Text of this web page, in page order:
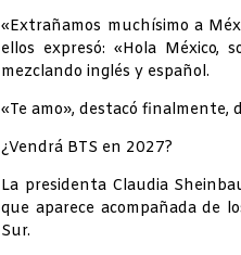
«Extrañamos muchísimo a
ellos expresó: «Hola México,
mezclando inglés y español.
«Te amo», destacó finalmente,
¿Vendrá BTS en 2027?
La presidenta Claudia
que aparece acompañada de
Sur.